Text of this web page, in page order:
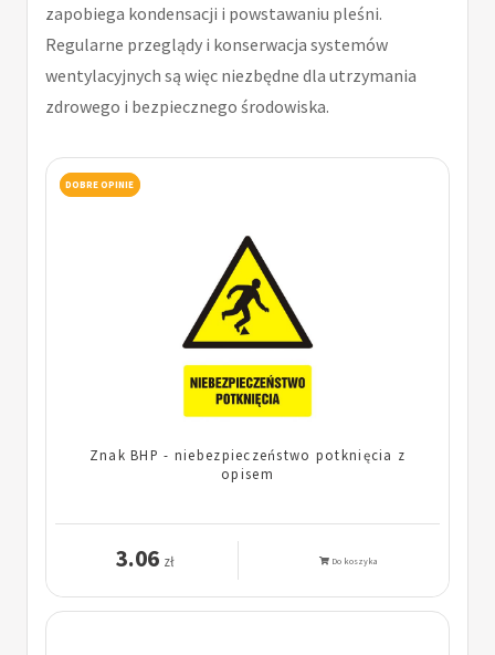
zapobiega kondensacji i powstawaniu pleśni.
Regularne przeglądy i konserwacja systemów
wentylacyjnych są więc niezbędne dla utrzymania
zdrowego i bezpiecznego środowiska.
DOBRE OPINIE
Znak BHP - niebezpieczeństwo potknięcia z
opisem
3.06 zł Do koszyka